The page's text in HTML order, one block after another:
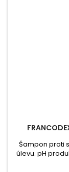
Šampon proti
úlevu. pH
pokožku a